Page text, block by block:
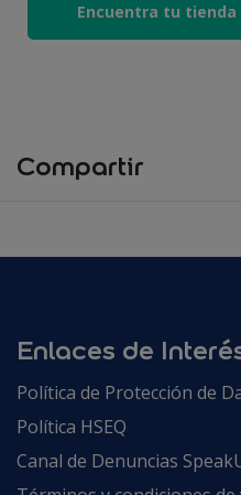
Encuentra tu
Compartir
Enlaces de
Política de Protección de
Política HSEQ
Canal de Denuncias